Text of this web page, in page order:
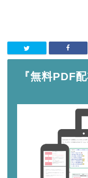
『無料PDF